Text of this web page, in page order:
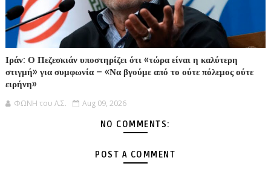
Ιράν: Ο Πεζεσκιάν υποστηρίζει ότι «τώρα είναι η καλύτερη
στιγμή» για συμφωνία – «Να βγούμε από το ούτε πόλεμος ούτε
ειρήνη»
ΦΩΝΗ του Λ.Σ. Aug 09, 2026
NO COMMENTS:
POST A COMMENT